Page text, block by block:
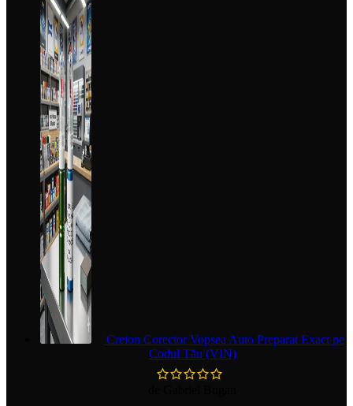
Creion Corector Vopsea Auto Preparat Exact pe
Codul Tău (VIN)